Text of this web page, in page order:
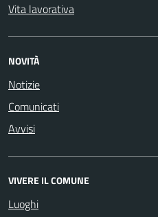
Vita lavorativa
NOVITÀ
Notizie
Comunicati
Avvisi
VIVERE IL COMUNE
Luoghi